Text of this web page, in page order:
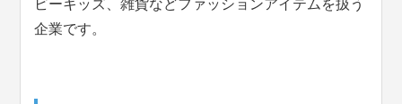
ビーキッズ、雑貨などファッションアイテムを扱う
企業です。